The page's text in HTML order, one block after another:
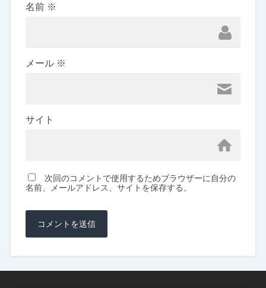
名前 ※
メール ※
サイト
次回のコメントで使用するためブラウザーに自分の
名前、メールアドレス、サイトを保存する。